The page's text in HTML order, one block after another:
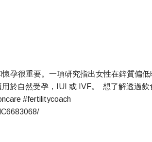
孕很重要。一項研究指出女性在鋅質偏低
於自然受孕，IUI 或 IVF。 想了解透過飲
#fertilitycoach